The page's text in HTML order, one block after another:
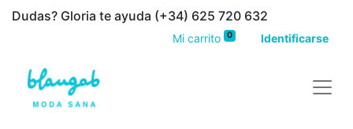
Dudas? Gloria te ayuda (+34) 625 720 632
Mi carrito 0 Identificarse